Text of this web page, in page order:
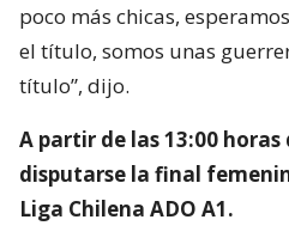
poco más chicas,
el título, somos unas
título”, dijo.
A partir de las 13:00
disputarse la final
Liga Chilena ADO A1.